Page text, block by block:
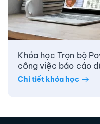
Khóa học Trọn bộ
công việc báo cáo
Chi tiết khóa học